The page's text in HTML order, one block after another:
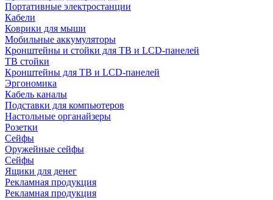
Портативные электростанции
Кабели
Коврики для мыши
Мобильные аккумуляторы
Кронштейны и стойки для ТВ и LCD-панелей
ТВ стойки
Кронштейны для ТВ и LCD-панелей
Эргономика
Кабель каналы
Подставки для компьютеров
Настольные органайзеры
Розетки
Сейфы
Оружейные сейфы
Сейфы
Ящики для денег
Рекламная продукция
Рекламная продукция